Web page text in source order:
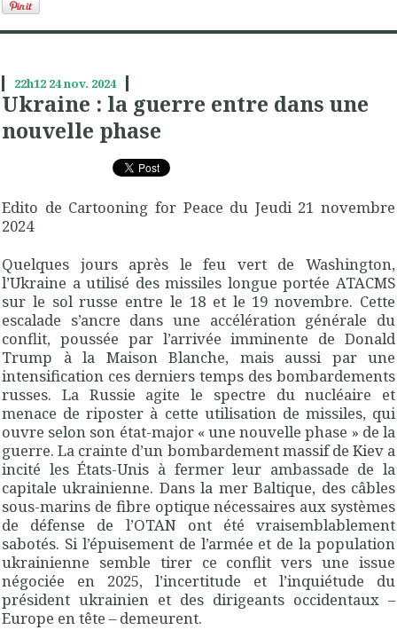
22h12 24nov. 2024
Ukraine : la guerre entre dans une
nouvelle phase
Edito de Cartooning for Peace du Jeudi 21 novembre
2024
Quelques jours après le feu vert de Washington,
l’Ukraine a utilisé des missiles longue portée ATACMS
sur le sol russe entre le 18 et le 19 novembre. Cette
escalade s’ancre dans une accélération générale du
conflit, poussée par l’arrivée imminente de Donald
Trump à la Maison Blanche, mais aussi par une
intensification ces derniers temps des bombardements
russes. La Russie agite le spectre du nucléaire et
menace de riposter à cette utilisation de missiles, qui
ouvre selon son état-major « une nouvelle phase » de la
guerre. La crainte d’un bombardement massif de Kiev a
incité les États-Unis à fermer leur ambassade de la
capitale ukrainienne. Dans la mer Baltique, des câbles
sous-marins de fibre optique nécessaires aux systèmes
de défense de l’OTAN ont été vraisemblablement
sabotés. Si l’épuisement de l’armée et de la population
ukrainienne semble tirer ce conflit vers une issue
négociée en 2025, l’incertitude et l’inquiétude du
président ukrainien et des dirigeants occidentaux –
Europe en tête – demeurent.